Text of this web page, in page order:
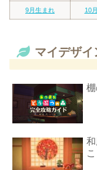
9月生まれ 10
マイデザイ